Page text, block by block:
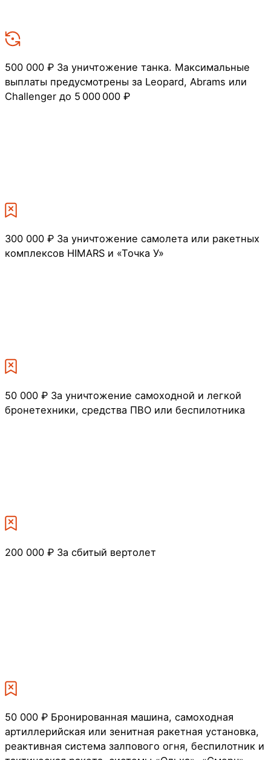
500 000 ₽ За уничтожение танка. Максимальные
выплаты предусмотрены за Leopard, Abrams или
Challenger до 5 000 000 ₽
300 000 ₽ За уничтожение самолета или ракетных
комплексов HIMARS и «Точка У»
50 000 ₽ За уничтожение самоходной и легкой
бронетехники, средства ПВО или беспилотника
200 000 ₽ За сбитый вертолет
50 000 ₽ Бронированная машина, самоходная
артиллерийская или зенитная ракетная установка,
реактивная система залпового огня, беспилотник и